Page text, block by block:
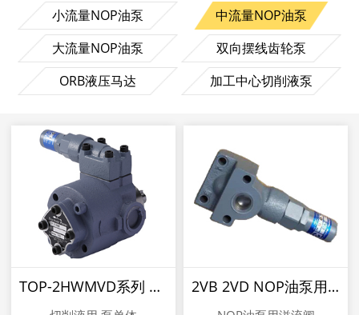
小流量NOP油泵
中流量NOP油泵
大流量NOP油泵
双向摆线齿轮泵
ORB液压马达
加工中心切削液泵
TOP-2HWMVD系列 泵单体 2VB 2VD NOP油泵用溢流阀